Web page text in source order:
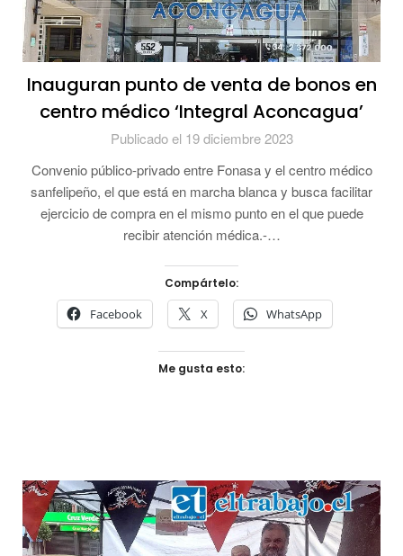
Inauguran punto de venta de bonos en
centro médico ‘Integral Aconcagua’
Publicado el 19 diciembre 2023
Convenio público-privado entre Fonasa y el centro médico
sanfelipeño, el que está en marcha blanca y busca facilitar
ejercicio de compra en el mismo punto en el que puede
recibir atención médica.-…
Compártelo:
Facebook X WhatsApp
Me gusta esto: